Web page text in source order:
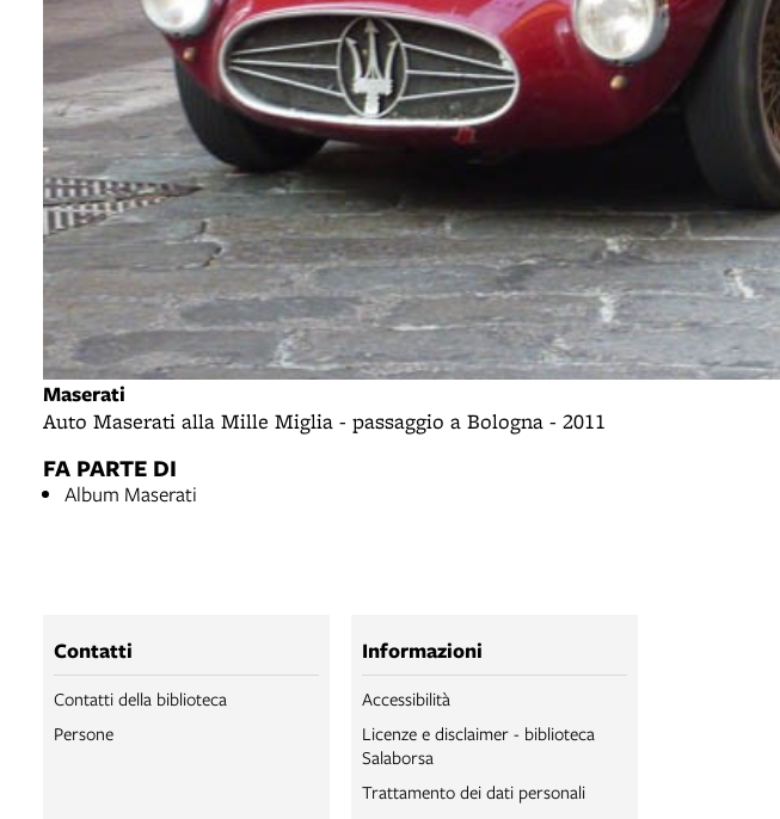
Maserati
Auto Maserati alla Mille Miglia - passaggio a Bologna - 2011
FA PARTE DI
Album Maserati
Contatti
Contatti della biblioteca
Persone
Informazioni
Accessibilità
Licenze e disclaimer - biblioteca
Salaborsa
Trattamento dei dati personali